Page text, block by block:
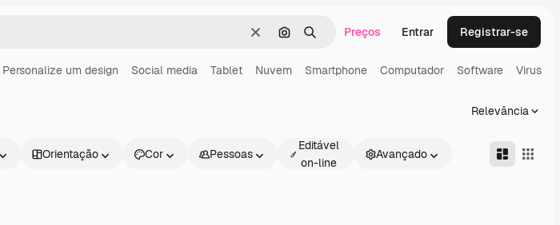
LimparPesquisar por imagem
BuscarPreços Entrar Registrar-se
Personalize um design Social media Tablet Nuvem Smartphone Computador Software Virus
Relevância
Orientação Cor Pessoas
Editável
on-line
Avançado